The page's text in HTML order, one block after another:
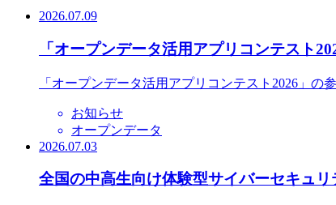
2026.07.09
「オープンデータ活用アプリコンテスト
「オープンデータ活用アプリコンテスト2026」の
お知らせ
オープンデータ
2026.07.03
全国の中高生向け体験型サイバーセキュ